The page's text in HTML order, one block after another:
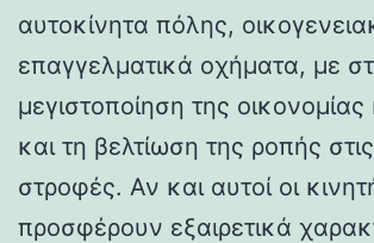
αυτοκίνητα πόλης,
επαγγελματικά οχήματα, με
μεγιστοποίηση της
και τη βελτίωση της ροπής
στροφές. Αν και αυτοί οι
προσφέρουν εξαιρετικά